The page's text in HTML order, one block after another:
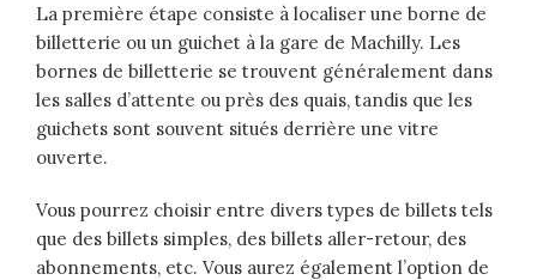
La première étape consiste à localiser une borne de
billetterie ou un guichet à la gare de Machilly. Les
bornes de billetterie se trouvent généralement dans
les salles d’attente ou près des quais, tandis que les
guichets sont souvent situés derrière une vitre
ouverte.
Vous pourrez choisir entre divers types de billets tels
que des billets simples, des billets aller-retour, des
abonnements, etc. Vous aurez également l’option de